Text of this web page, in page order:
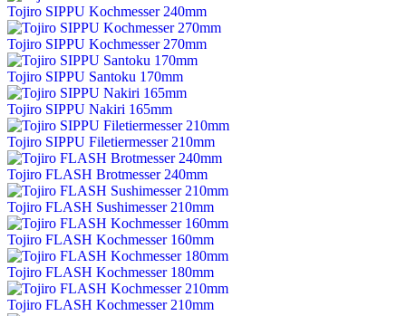
Tojiro SIPPU Kochmesser 240mm
Tojiro SIPPU Kochmesser 270mm
Tojiro SIPPU Santoku 170mm
Tojiro SIPPU Nakiri 165mm
Tojiro SIPPU Filetiermesser 210mm
Tojiro FLASH Brotmesser 240mm
Tojiro FLASH Sushimesser 210mm
Tojiro FLASH Kochmesser 160mm
Tojiro FLASH Kochmesser 180mm
Tojiro FLASH Kochmesser 210mm